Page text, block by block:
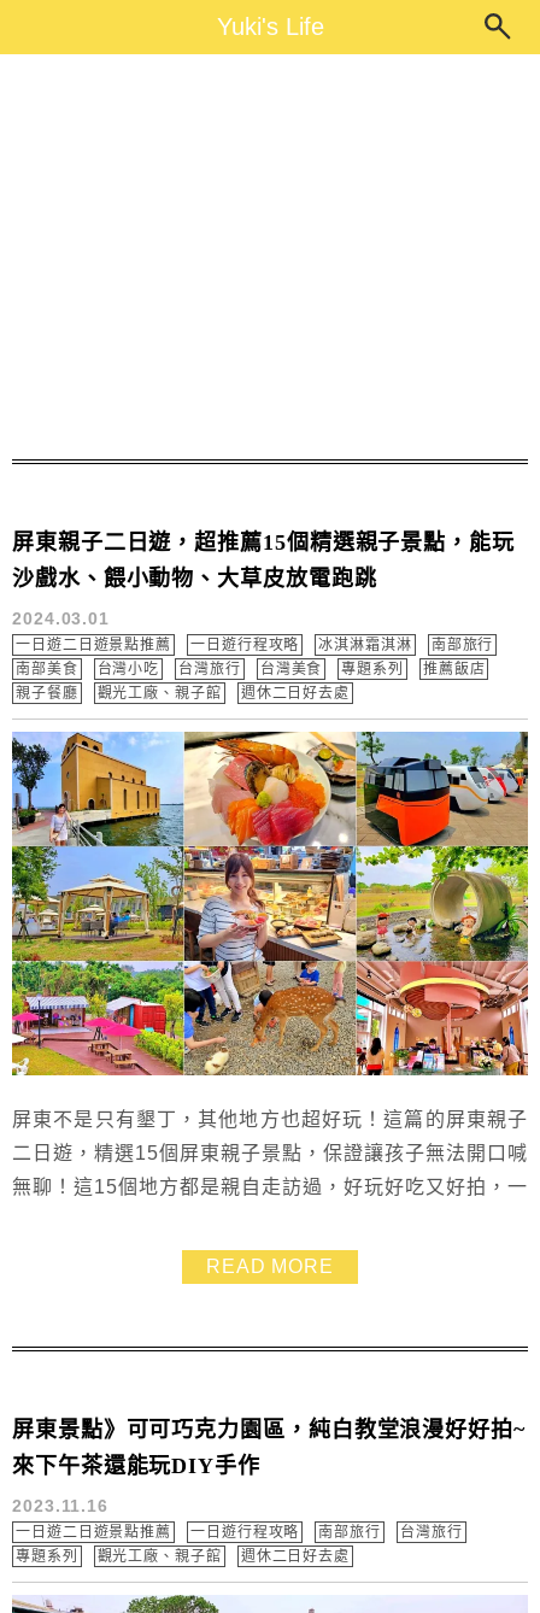
Yuki's LifeYuki's Life
屏東親子二日遊，超推薦15個精選親子景點，能玩
沙戲水、餵小動物、大草皮放電跑跳
2024.03.01
一日遊二日遊景點推薦 一日遊行程攻略 冰淇淋霜淇淋
南部旅行
南部美食
台灣小吃 台灣旅行 台灣美食 專題系列
推薦飯店
親子餐廳
觀光工廠、親子館 週休二日好去處
屏東不是只有墾丁，其他地方也超好玩！這篇的屏東親子
二日遊，精選15個屏東親子景點，保證讓孩子無法開口喊
無聊！這15個地方都是親自走訪過，好玩好吃又好拍，一
能避雨的，也有戶外可跑跳的，規劃帶孩子遊屏東看這篇
READ MORE
屏東景點》可可巧克力園區，純白教堂浪漫好好拍~
來下午茶還能玩DIY手作
2023.11.16
一日遊二日遊景點推薦 一日遊行程攻略 南部旅行
台灣旅行
專題系列
觀光工廠、親子館 週休二日好去處